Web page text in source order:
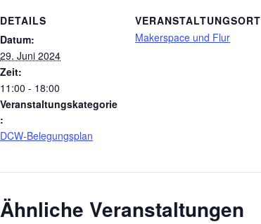
DETAILS
Datum:
29. Juni 2024
Zeit:
11:00 - 18:00
Veranstaltungskategorie
:
DCW-Belegungsplan
VERANSTALTUNGSORT
Makerspace und Flur
Ähnliche Veranstaltungen